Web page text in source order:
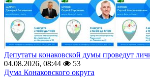
Депутаты конаковской думы проведут
04.08.2026, 08:44
53
Дума Конаковского округа